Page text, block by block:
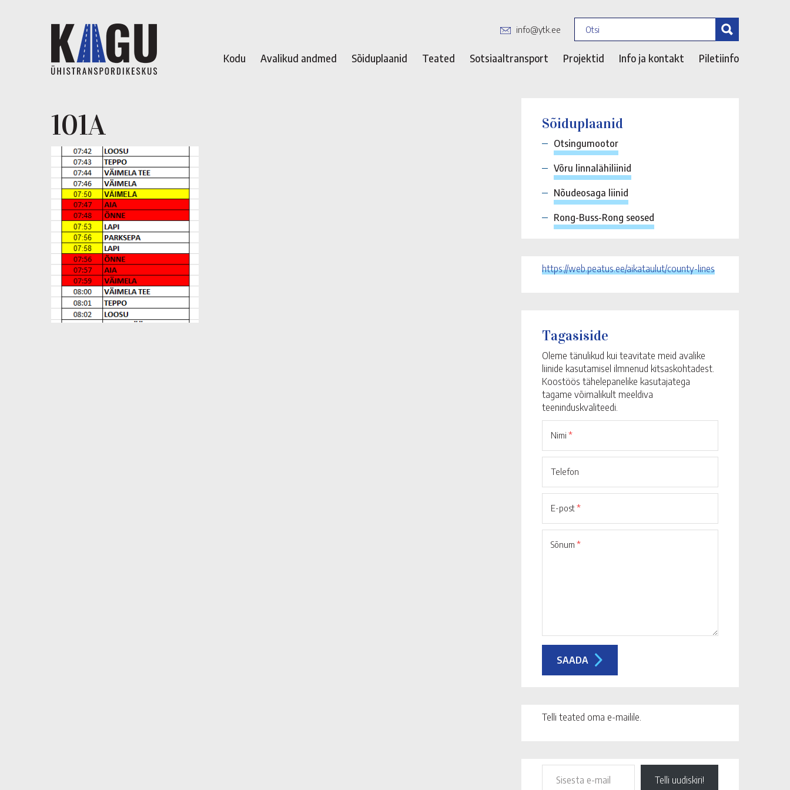
info@ytk.ee
Kodu Avalikud andmed Sõiduplaanid Teated Sotsiaaltransport Projektid Info ja kontakt Piletiinfo
101A Sõiduplaanid
Otsingumootor
Võru linnalähiliinid
Nõudeosaga liinid
Rong-Buss-Rong seosed
https://web.peatus.ee/aikataulut/county-lines
Tagasiside
Oleme tänulikud kui teavitate meid avalike
liinide kasutamisel ilmnenud kitsaskohtadest.
Koostöös tähelepanelike kasutajatega
tagame võimalikult meeldiva
teeninduskvaliteedi.
Nimi *
Telefon
E-post*
Sõnum *
Telli teated oma e-mailile.
Telli uudiskiri!